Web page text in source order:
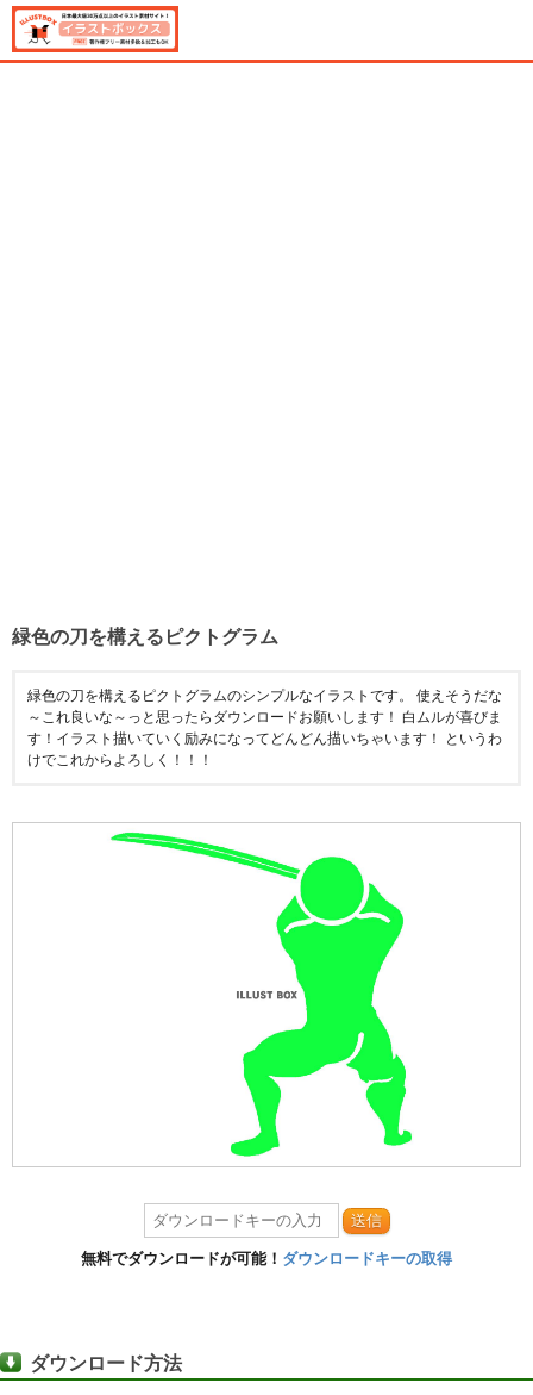
緑色の刀を構えるピクトグラム
緑色の刀を構えるピクトグラムのシンプルなイラストです。 使えそうだな
～これ良いな～っと思ったらダウンロードお願いします！ 白ムルが喜びま
す！イラスト描いていく励みになってどんどん描いちゃいます！ というわ
けでこれからよろしく！！！
送信
無料でダウンロードが可能！ ダウンロードキーの取得
ダウンロード方法